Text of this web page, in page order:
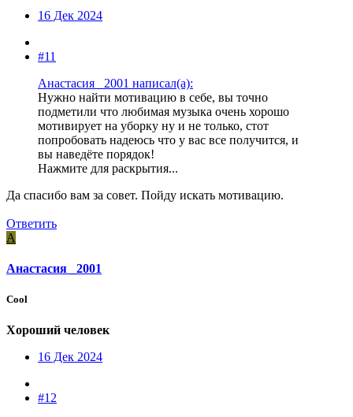
16 Дек 2024
#11
Анастасия _2001 написал(а):
Нужно найти мотивацию в себе, вы точно
подметили что любимая музыка очень хорошо
мотивирует на уборку ну и не только, стот
попробовать надеюсь что у вас все получится, и
вы наведёте порядок!
Нажмите для раскрытия...
Да спасибо вам за совет. Пойду искать мотивацию.
Ответить
А
Анастасия _2001
Cool
Хороший человек
16 Дек 2024
#12